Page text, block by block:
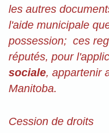
les autres
l'aide municipale
possession; ces
réputés, pour
sociale, appartenir
Manitoba.
Cession de droits